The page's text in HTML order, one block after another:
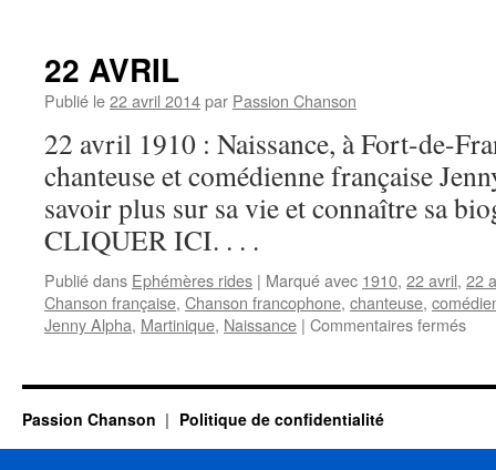
(B):
improvisé
mais
apprivoisé
22 AVRIL
Publié le22 avril 2014par Passion Chanson
22 avril 1910 : Naissance, à Fort-de-
chanteuse et comédienne française
savoir plus sur sa vie et connaître sa
CLIQUER ICI. . . .
Publié dans Ephémères rides | Marqué avec 1910, 22 avril, 22
Chanson française, Chanson francophone, chanteuse,
Jenny Alpha, Martinique, Naissance | Commentaires ferméssur
Passion Chanson Politique de confidentialité